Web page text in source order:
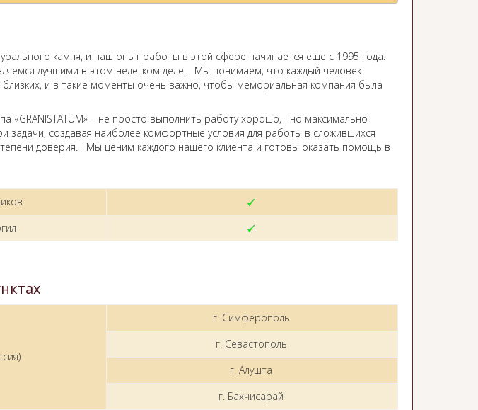
камня, и наш опыт работы в этой сфере начинается еще с 1995 года.
лучшими в этом нелегком деле. Мы понимаем, что каждый человек
близких, и в такие моменты очень важно, чтобы мемориальная компания была
«GRANISTATUM» – не просто выполнить работу хорошо, но максимально
задачи, создавая наиболее комфортные условия для работы в сложившихся
доверия. Мы ценим каждого нашего клиента и готовы оказать помощь в
г. Симферополь
г. Севастополь
г. Алушта
г. Бахчисарай